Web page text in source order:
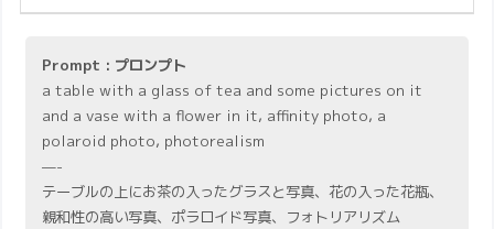
Prompt : プロンプト
a table with a glass of tea and some pictures on it
and a vase with a flower in it, affinity photo, a
polaroid photo, photorealism
—-
テーブルの上にお茶の入ったグラスと写真、花の入った花瓶、
親和性の高い写真、ポラロイド写真、フォトリアリズム